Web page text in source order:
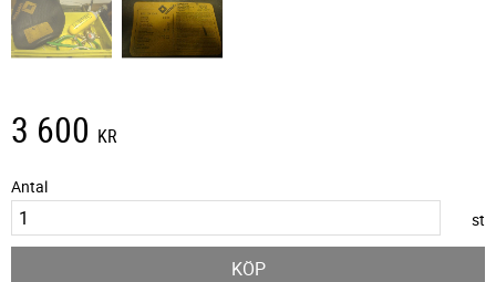
3 600 KR
Antal
st
KÖP